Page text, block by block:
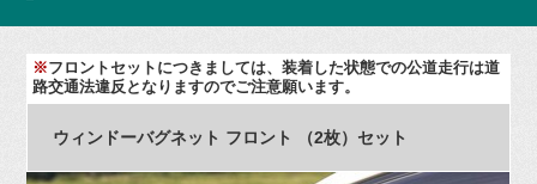
※フロントセットにつきましては、装着した状態での公道走行は道
路交通法違反となりますのでご注意願います。
ウィンドーバグネット フロント （2枚）セット